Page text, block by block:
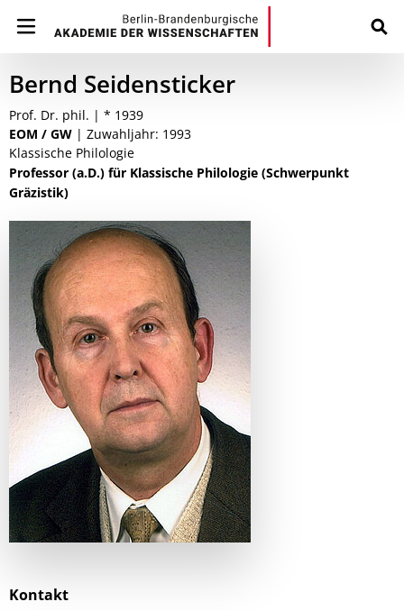
Bernd Seidensticker
Prof. Dr. phil. | * 1939
EOM / GW | Zuwahljahr: 1993
Klassische Philologie
Professor (a.D.) für Klassische Philologie (Schwerpunkt
Gräzistik)
Kontakt